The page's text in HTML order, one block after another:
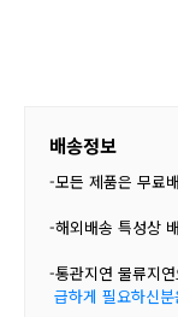
배송정보
-모든 제품은 무료
-해외배송 특성상
-통관지연 물류지
급하게 필요하신